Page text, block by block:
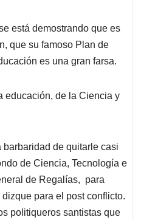
está demostrando que es
que su famoso Plan de
es una gran farsa.
educación, de la Ciencia y
de quitarle casi
de Ciencia, Tecnología e
de Regalías, para
para el post conflicto.
politiqueros santistas que